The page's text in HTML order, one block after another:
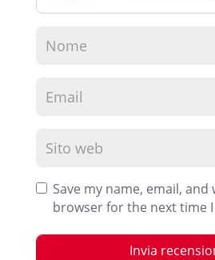
Save my name, email,
browser for the next time